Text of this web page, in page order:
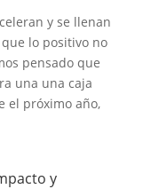
y se llenan
lo positivo no
pensado que
una una caja
el próximo año,
y